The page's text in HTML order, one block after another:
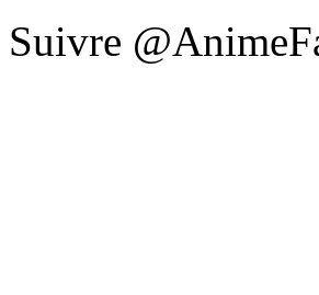
Suivre